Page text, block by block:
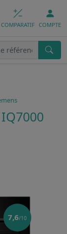
COMPARATIF COMPTE
7,6/10